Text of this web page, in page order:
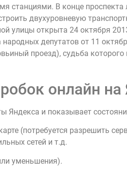
станциями. В конце
двухуровневую
улицы открыта 24 октября
депутатов от 11
проезд), судьба
онлайн на
Яндекса и показывает
(потребуется разрешить
сетей и т.д.
уменьшения).